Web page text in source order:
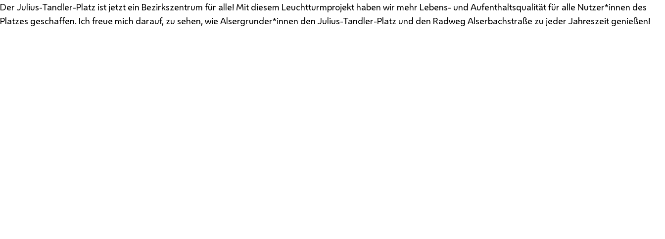
Der Julius-Tandler-Platz ist jetzt ein Bezirkszentrum für alle! Mit diesem Leuchtturmprojekt haben wir mehr Lebens- und Aufenthaltsqualität für alle Nutzer*innen des
Platzes geschaffen. Ich freue mich darauf, zu sehen, wie Alsergrunder*innen den Julius-Tandler-Platz und den Radweg Alserbachstraße zu jeder Jahreszeit genießen!